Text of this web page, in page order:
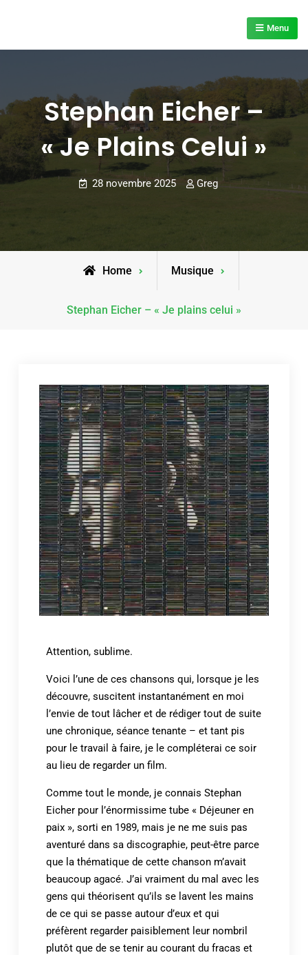
Menu
Stephan Eicher –
« Je Plains Celui »
28 novembre 2025 Greg
Home Musique
Stephan Eicher – « Je plains celui »
Attention, sublime.
Voici l’une de ces chansons qui, lorsque je les
découvre, suscitent instantanément en moi
l’envie de tout lâcher et de rédiger tout de suite
une chronique, séance tenante – et tant pis
pour le travail à faire, je le compléterai ce soir
au lieu de regarder un film.
Comme tout le monde, je connais Stephan
Eicher pour l’énormissime tube « Déjeuner en
paix », sorti en 1989, mais je ne me suis pas
aventuré dans sa discographie, peut-être parce
que la thématique de cette chanson m’avait
beaucoup agacé. J’ai vraiment du mal avec les
gens qui théorisent qu’ils se lavent les mains
de ce qui se passe autour d’eux et qui
préfèrent regarder paisiblement leur nombril
plutôt que de se tenir au courant du fracas et